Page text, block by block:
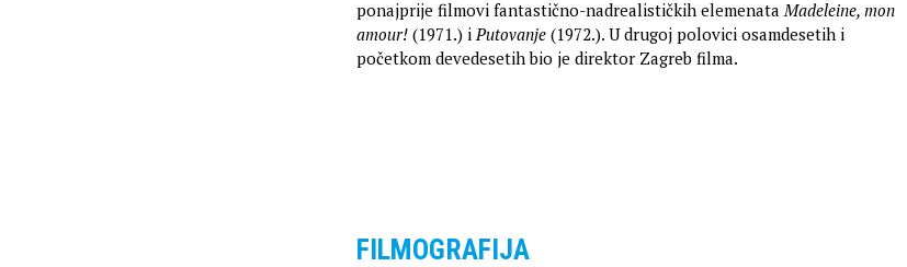
ponajprije filmovi fantastično-nadrealističkih elemenataMadeleine, mon
amour! (1971.) iPutovanje (1972.). U drugoj polovici osamdesetih i
početkom devedesetih bio je direktor Zagreb filma.
FILMOGRAFIJA